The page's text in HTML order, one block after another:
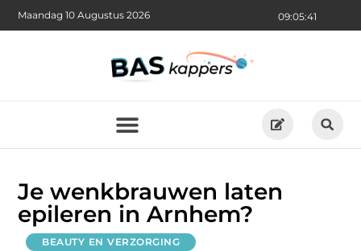
09:05:43
Maandag 10 Augustus 2026
Je wenkbrauwen laten
epileren in Arnhem?
BEAUTY EN VERZORGING